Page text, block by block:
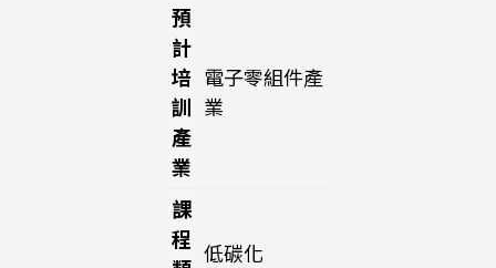
預
計
培
訓
產
業
電子零組件產
業
課
程
低碳化